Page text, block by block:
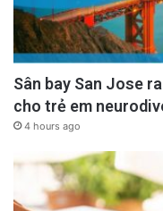
Sân bay San Jose
cho trẻ em
4 hours ago